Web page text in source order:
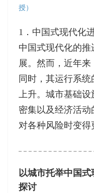
授）
1．中国式现代化
中国式现代化的
展。然而，近年
同时，其运行系
上升。城市基础
密集以及经济活
对各种风险时变得
以城市托举中国
探讨